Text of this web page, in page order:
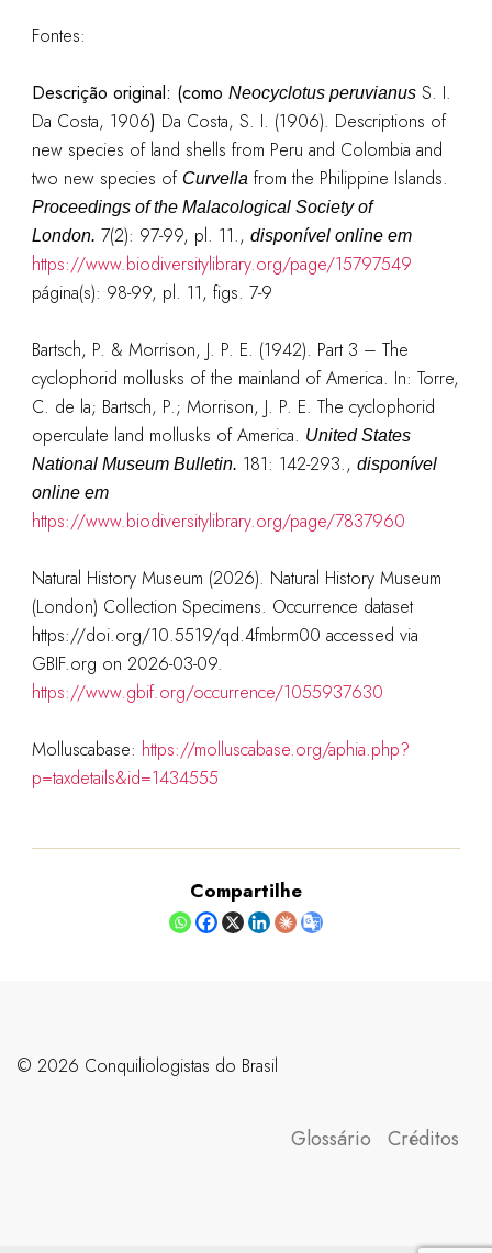
Fontes:
Descrição original: (como Neocyclotus peruvianusS. I.
Da Costa, 1906) Da Costa, S. I. (1906). Descriptions of
new species of land shells from Peru and Colombia and
two new species of Curvellafrom the Philippine Islands.
Proceedings of the Malacological Society of
London. 7(2): 97-99, pl. 11., disponível online em
https://www.biodiversitylibrary.org/page/15797549
página(s): 98-99, pl. 11, figs. 7-9
Bartsch, P. & Morrison, J. P. E. (1942). Part 3 – The
cyclophorid mollusks of the mainland of America. In: Torre,
C. de la; Bartsch, P.; Morrison, J. P. E. The cyclophorid
operculate land mollusks of America. United States
National Museum Bulletin. 181: 142-293., disponível
online em
https://www.biodiversitylibrary.org/page/7837960
Natural History Museum (2026). Natural History Museum
(London) Collection Specimens. Occurrence dataset
https://doi.org/10.5519/qd.4fmbrm00 accessed via
GBIF.org on 2026-03-09.
https://www.gbif.org/occurrence/1055937630
Molluscabase: https://molluscabase.org/aphia.php?
p=taxdetails&id=1434555
Compartilhe
©️ 2026 Conquiliologistas do Brasil
Glossário Créditos